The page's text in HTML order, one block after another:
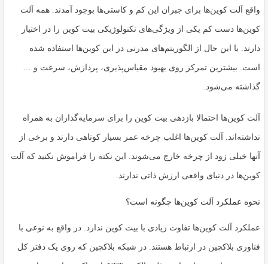
واقع آلت کوین‌ها برای جبران این کم و کاستی‌ها بوجود آمدند. همه آلت
کوین‌ها دست کم یکی از ویژگی‌های تکنولوژیکی بیت کوین را در اختیار
دارند. با این حال از الگوریتم‌های مدرنی در این کوین‌ها استفاده شده
است. بیشترین تمرکز روی بهبود مقیاس‌پذیری، پردازش، سرعت و …
گذاشته می‌شود.
آلت کوین‌ها احتمالا بازدهی بیت کوین را برای سرمایه‌گذاران به همراه
نداشته‌اند. آلت کوین‌ها اغلب چرخه عمر بسیار کوتاهی دارند و برخی از
آنها خیلی زود از چرخه خارج می‌شوند. این نکته را فراموش نکنید که آلت
کوین‌ها در دنیای واقعی ارزش ذاتی ندارند.
نحوه عملکرد آلت کوین‌ها چگونه است؟
عملکرد آلت کوین‌ها تفاوت زیادی با بیت کوین ندارد. در واقع به نوعی با
فناوری بلاکچین در ارتباط هستند. در شبکه بلاکچین که روی یک دفتر کل